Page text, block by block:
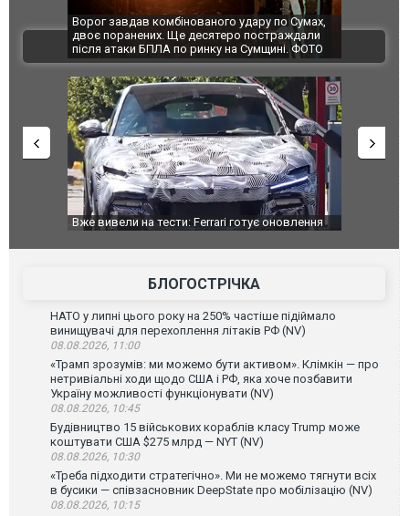
Ворог завдав комбінованого удару по Сумах,
двоє поранених. Ще десятеро постраждали
після атаки БПЛА по ринку на Сумщині. ФОТО
За 2000
склад
ВІДЕО
Вже вивели на тести: Ferrari готує оновлення
Вийшов
фільму
БЛОГОСТРІЧКА
НАТО у липні цього року на 250% частіше підіймало
винищувачі для перехоплення літаків РФ (NV)
08.08.2026, 11:00
«Трамп зрозумів: ми можемо бути активом». Клімкін — про
нетривіальні ходи щодо США і РФ, яка хоче позбавити
Україну можливості функціонувати (NV)
08.08.2026, 10:45
Будівництво 15 військових кораблів класу Trump може
коштувати США $275 млрд — NYT (NV)
08.08.2026, 10:30
«Треба підходити стратегічно». Ми не можемо тягнути всіх
в бусики — співзасновник DeepState про мобілізацію (NV)
08.08.2026, 10:15